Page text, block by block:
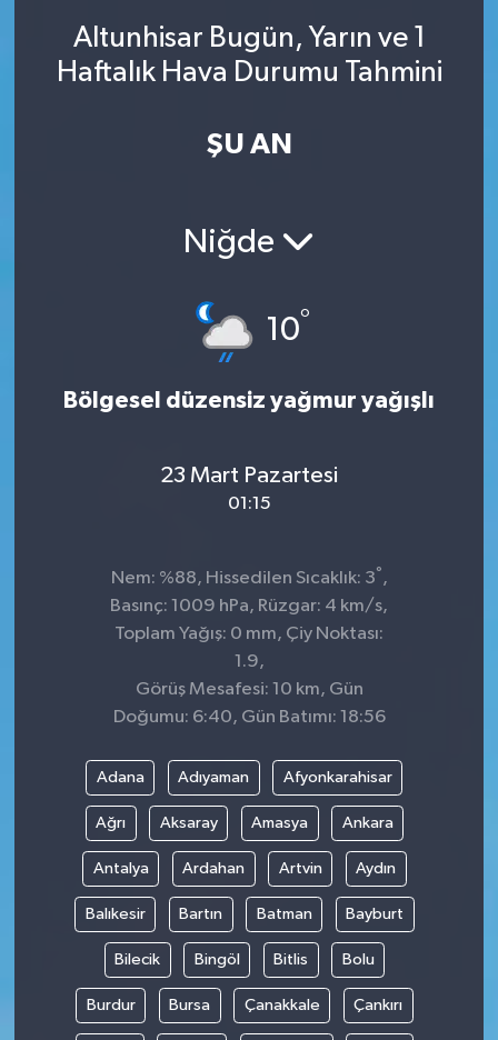
Altunhisar Bugün, Yarın ve 1
Haftalık Hava Durumu Tahmini
ŞU AN
Niğde
10°
Bölgesel düzensiz yağmur yağışlı
23 Mart Pazartesi
01:15
Nem: %88, Hissedilen Sıcaklık: 3° ,
Basınç: 1009 hPa, Rüzgar: 4 km/s,
Toplam Yağış: 0 mm, Çiy Noktası:
1.9,
Görüş Mesafesi: 10 km, Gün
Doğumu: 6:40, Gün Batımı: 18:56
Adana Adıyaman Afyonkarahisar
Ağrı Aksaray Amasya Ankara
Antalya Ardahan Artvin Aydın
Balıkesir Bartın Batman Bayburt
Bilecik Bingöl Bitlis Bolu
Burdur Bursa Çanakkale Çankırı
SINAVLAR
AKADEMİK/BİLİM